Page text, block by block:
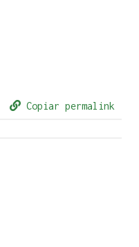
Copiar permalink